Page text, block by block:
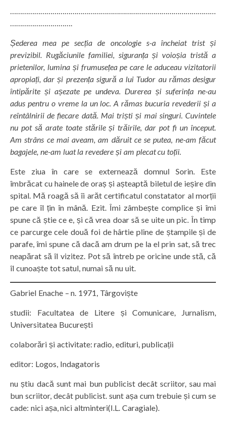
…………………………………………………………………………………………
………………………….
Șederea mea pe secția de oncologie s-a încheiat trist și
previzibil. Rugăciunile familiei, siguranța și voioșia tristă a
prietenilor, lumina și frumusețea pe care le aduceau vizitatorii
apropiați, dar și prezența sigură a lui Tudor au rămas desigur
întipărite și așezate pe undeva. Durerea și suferința ne-au
adus pentru o vreme la un loc. A rămas bucuria revederii și a
reîntâlnirii de fiecare dată. Mai triști și mai singuri. Cuvintele
nu pot să arate toate stările și trăirile, dar pot fi un început.
Am strâns ce mai aveam, am dăruit ce se putea, ne-am făcut
bagajele, ne-am luat la revedere și am plecat cu toții.
Este ziua în care se externează domnul Sorin. Este
îmbrăcat cu hainele de oraș și așteaptă biletul de ieșire din
spital. Mă roagă să îi arăt certificatul constatator al morții
pe care îl țin în mână. Ezit. Îmi zâmbește complice și îmi
spune că știe ce e, și că vrea doar să se uite un pic. În timp
ce parcurge cele două foi de hârtie pline de ștampile și de
parafe, îmi spune că dacă am drum pe la el prin sat, să trec
neapărat să îl vizitez. Pot să întreb pe oricine unde stă, că
îl cunoaște tot satul, numai să nu uit.
Gabriel Enache – n. 1971, Târgoviște
studii: Facultatea de Litere și Comunicare, Jurnalism,
Universitatea București
colaborări și activitate: radio, edituri, publicații
editor: Logos, Indagatoris
nu știu dacă sunt mai bun publicist decât scriitor, sau mai
bun scriitor, decât publicist. sunt așa cum trebuie și cum se
cade: nici așa, nici altminteri(I.L. Caragiale).